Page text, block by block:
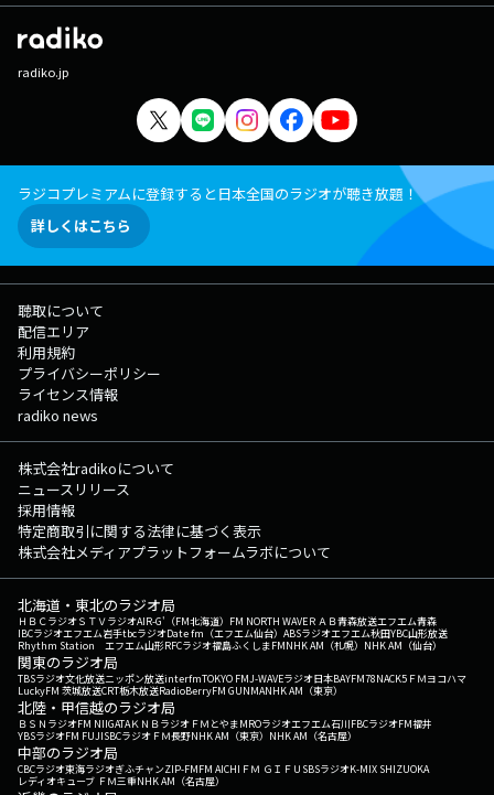
radiko.jp
ラジコプレミアムに登録すると日本全国のラジオが聴き放題！
詳しくはこちら
聴取について
配信エリア
利用規約
プライバシーポリシー
ライセンス情報
radiko news
株式会社radikoについて
ニュースリリース
採用情報
特定商取引に関する法律に基づく表示
株式会社メディアプラットフォームラボについて
北海道・東北のラジオ局
ＨＢＣラジオＳＴＶラジオAIR-G'（FM北海道） FM NORTH WAVEＲＡＢ青森放送エフエム青森
IBCラジオエフエム岩手tbcラジオDate fm（エフエム仙台） ABSラジオエフエム秋田YBC山形放送
Rhythm Station エフエム山形RFCラジオ福島ふくしまFMNHK AM（札幌） NHK AM（仙台）
関東のラジオ局
TBSラジオ文化放送ニッポン放送interfmTOKYO FMJ-WAVEラジオ日本BAYFM78NACK5 ＦＭヨコハマ
LuckyFM 茨城放送CRT栃木放送RadioBerryFM GUNMANHK AM（東京）
北陸・甲信越のラジオ局
ＢＳＮラジオFM NIIGATAＫＮＢラジオ ＦＭとやまMROラジオエフエム石川FBCラジオFM福井
YBSラジオFM FUJISBCラジオ ＦＭ長野NHK AM（東京） NHK AM（名古屋）
中部のラジオ局
CBCラジオ東海ラジオぎふチャンZIP-FMFM AICHI ＦＭ ＧＩＦＵ SBSラジオK-MIX SHIZUOKA
レディオキューブ ＦＭ三重NHK AM（名古屋）